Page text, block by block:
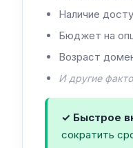
Наличие
Бюджет на
Возраст
И другие
✓ Быстрое
сократить